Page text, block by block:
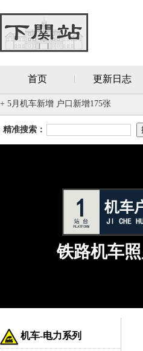
首页 更新日志
+ 5月机车新增 户口新增175张
精准搜索：
铁路机车
机车-电力系列